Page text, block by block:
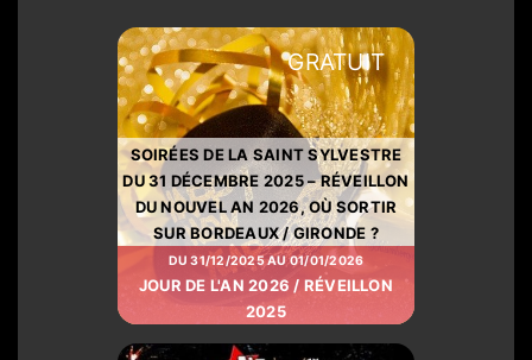
GRATUIT
SOIRÉES DE LA SAINT SYLVESTRE
DU 31 DÉCEMBRE 2025 – RÉVEILLON
DU NOUVEL AN 2026, OÙ SORTIR
SUR BORDEAUX / GIRONDE ?
DU 31/12/2025 AU 01/01/2026
JOUR DE L'AN 2026 / RÉVEILLON
2025